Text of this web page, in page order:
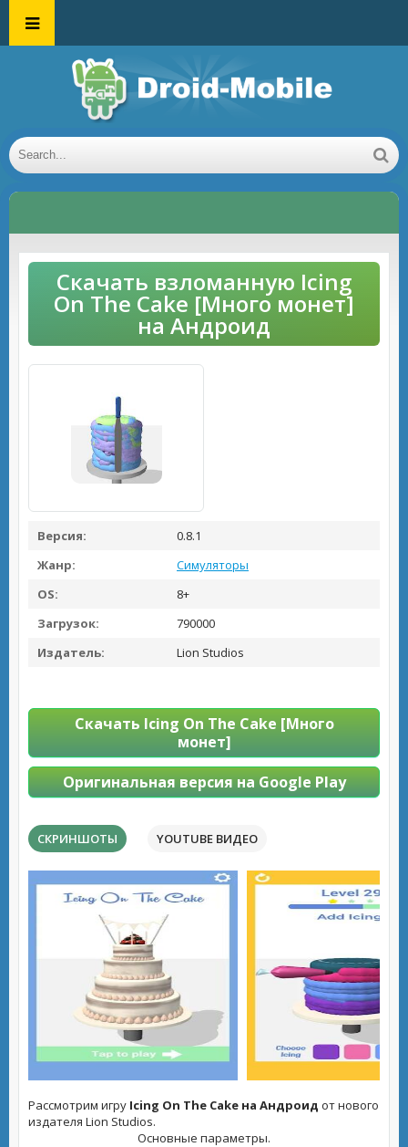
Скачать взломанную Icing
On The Cake [Много монет]
на Андроид
Версия:
0.8.1
Жанр:
Симуляторы
OS:
8+
Загрузок:
790000
Издатель:
Lion Studios
Скачать Icing On The Cake [Много
монет]
Оригинальная версия на Google Play
СКРИНШОТЫ YOUTUBE ВИДЕО
Рассмотрим игру Icing On The Cake на Андроид от нового
издателя Lion Studios.
Основные параметры.